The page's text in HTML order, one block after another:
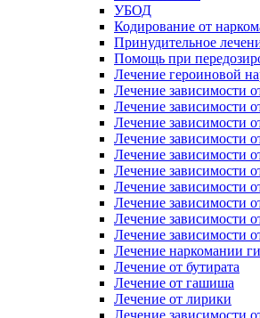
УБОД
Кодирование от
Принудительное
Помощь при
Лечение героиновой
Лечение зависимости
Лечение зависимости
Лечение зависимости
Лечение зависимости
Лечение зависимости
Лечение зависимости
Лечение зависимости
Лечение зависимости
Лечение зависимости
Лечение зависимости
Лечение наркомании
Лечение от бутирата
Лечение от гашиша
Лечение от лирики
Лечение зависимости